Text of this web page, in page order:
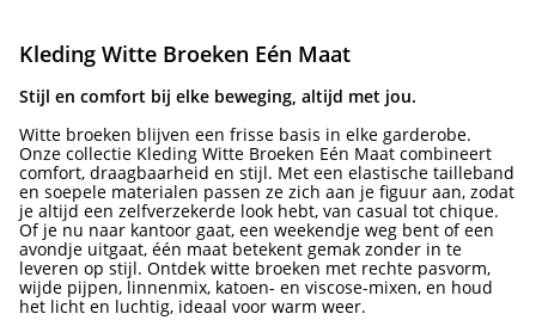
Kleding Witte Broeken Eén Maat
Stijl en comfort bij elke beweging, altijd met jou.
Witte broeken blijven een frisse basis in elke garderobe.
Onze collectie Kleding Witte Broeken Eén Maat combineert
comfort, draagbaarheid en stijl. Met een elastische tailleband
en soepele materialen passen ze zich aan je figuur aan, zodat
je altijd een zelfverzekerde look hebt, van casual tot chique.
Of je nu naar kantoor gaat, een weekendje weg bent of een
avondje uitgaat, één maat betekent gemak zonder in te
leveren op stijl. Ontdek witte broeken met rechte pasvorm,
wijde pijpen, linnenmix, katoen- en viscose-mixen, en houd
het licht en luchtig, ideaal voor warm weer.